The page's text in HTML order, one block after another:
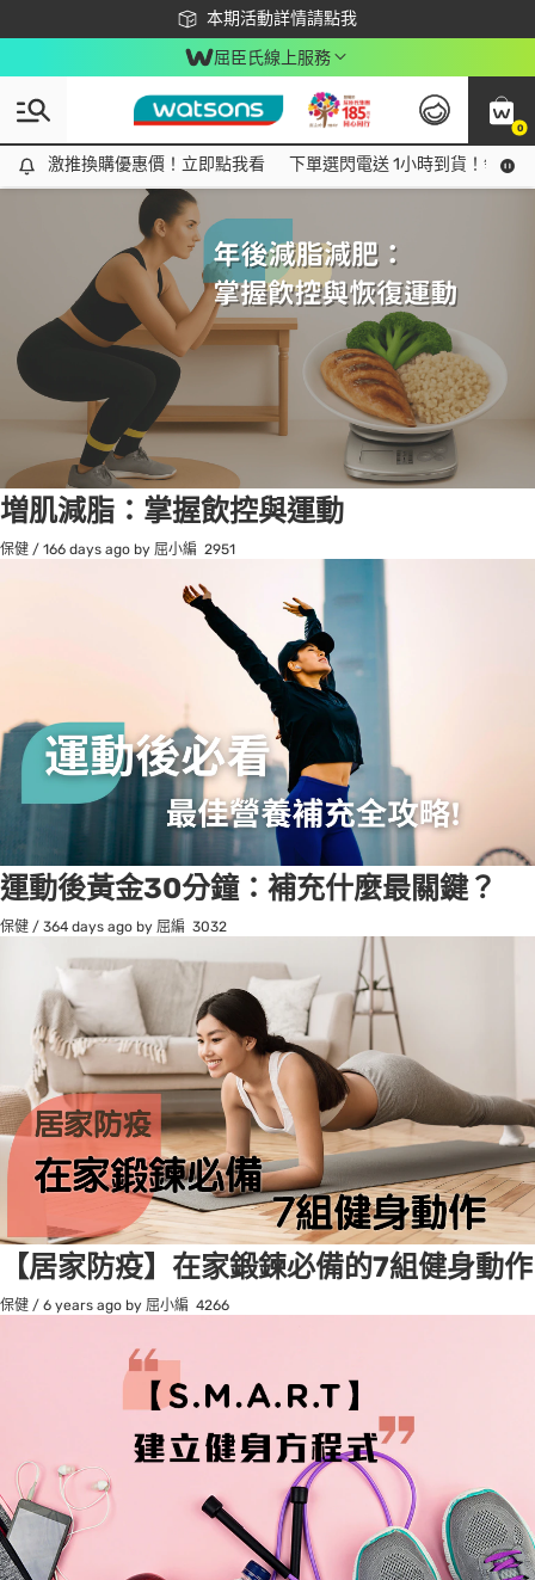
本期活動詳情請點我
下載app最高回饋$350
屈臣氏線上服務
0
激推換購優惠價！立即點我看
激推換購優惠價！立即點我看 下單選閃電送 1小時到貨！領神
Tag:運動19 item(s) found
増肌減脂：掌握飲控與運動
保健 / 166 days ago by 屈小編 2951
運動後黃金30分鐘：補充什麼最關鍵？
保健 / 364 days ago by 屈編 3032
【居家防疫】在家鍛鍊必備的7組健身動作
保健 / 6 years ago by 屈小編 4266